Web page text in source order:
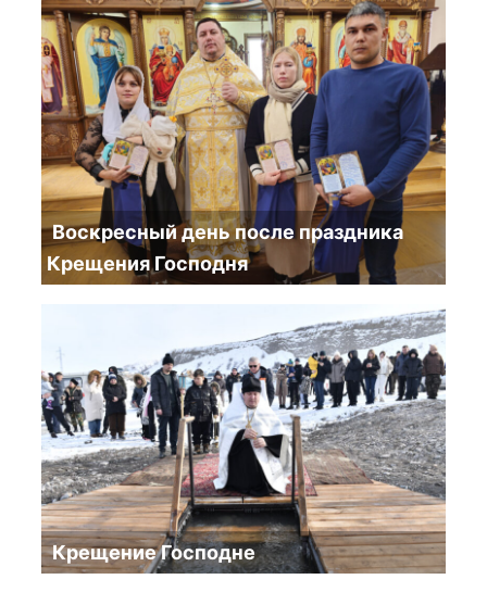
Воскресный день после праздника
Крещения Господня
Крещение Господне